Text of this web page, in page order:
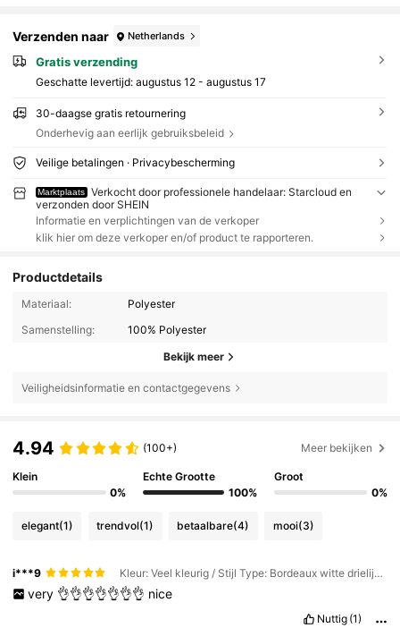
Verzenden naar Netherlands
Gratis verzending
Geschatte levertijd: augustus 12 - augustus 17
30-daagse gratis retournering
Onderhevig aan eerlijk gebruiksbeleid
Veilige betalingen · Privacybescherming
Marktplaats
Verkocht door professionele handelaar: Starcloud en
verzonden door SHEIN
Informatie en verplichtingen van de verkoper
klik hier om deze verkoper en/of product te rapporteren.
Productdetails
Materiaal:
Polyester
Samenstelling:
100% Polyester
Bekijk meer
Veiligheidsinformatie en contactgegevens
4.94 (100+) Meer bekijken
Klein
0%
Echte Grootte
100%
Groot
0%
elegant(1) trendvol(1) betaalbare(4) mooi(3)
i***9 Kleur: Veel kleurig / Stijl Type: Bordeaux witte drielijns handgemaakt
very 👌👌👌👌👌👌👌 nice
Nuttig (1)